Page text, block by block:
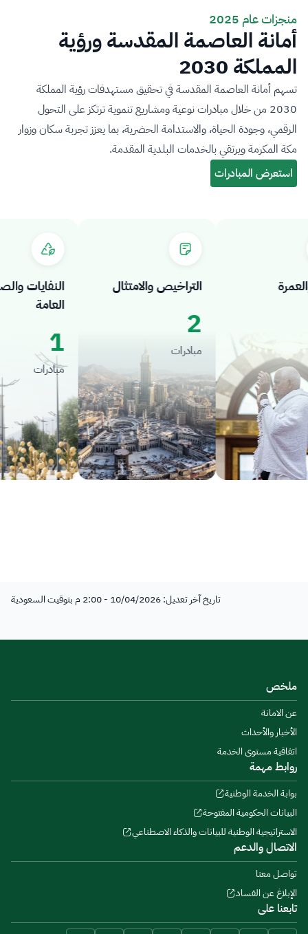
منجزات عام 2025
أمانة العاصمة المقدسة ورؤية
المملكة 2030
تسهم أمانة العاصمة المقدسة في تحقيق مستهدفات رؤية المملكة
2030 من خلال مبادرات نوعية ومشاريع تنموية ترتكز على التحول
الرقمي، وجودة الحياة، والاستدامة الحضرية، بما يعزز تجربة سكان وزوار
مكة المكرمة ويرتقي بالخدمات البلدية المقدمة.
النفايات
العامة
1
مبادرات
التراخيص والامتثال
2
مبادرات
تاريخ آخر تعديل: 10/04/2026 - 2:00 م بتوقيت السعودية
ملخص
عن الامانة
الأخبار والأحداث
اتفاقية مستوى الخدمة
روابط مهمة
بوابة الخدمة الوطنية
البيانات الحكومية المفتوحة
الاستراتيجية الوطنية للبيانات والذكاء الاصطناعي
الاتصال والدعم
تواصل معنا
الإبلاغ عن الفساد
تابعنا على